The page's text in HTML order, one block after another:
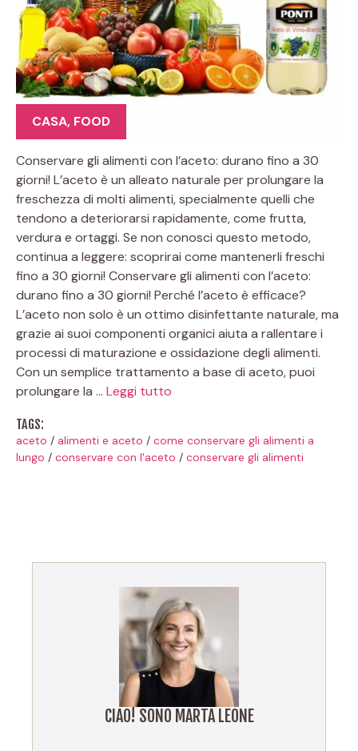
CASA, FOOD
Conservare gli alimenti con l’aceto: durano fino a 30
giorni! L’aceto è un alleato naturale per prolungare la
freschezza di molti alimenti, specialmente quelli che
tendono a deteriorarsi rapidamente, come frutta,
verdura e ortaggi. Se non conosci questo metodo,
continua a leggere: scoprirai come mantenerli freschi
fino a 30 giorni! Conservare gli alimenti con l’aceto:
durano fino a 30 giorni! Perché l’aceto è efficace?
L’aceto non solo è un ottimo disinfettante naturale, ma
grazie ai suoi componenti organici aiuta a rallentare i
processi di maturazione e ossidazione degli alimenti.
Con un semplice trattamento a base di aceto, puoi
prolungare la … Leggi tutto
TAGS:
aceto / alimenti e aceto / come conservare gli alimenti a
lungo / conservare con l'aceto / conservare gli alimenti
CIAO! SONO MARTA LEONE